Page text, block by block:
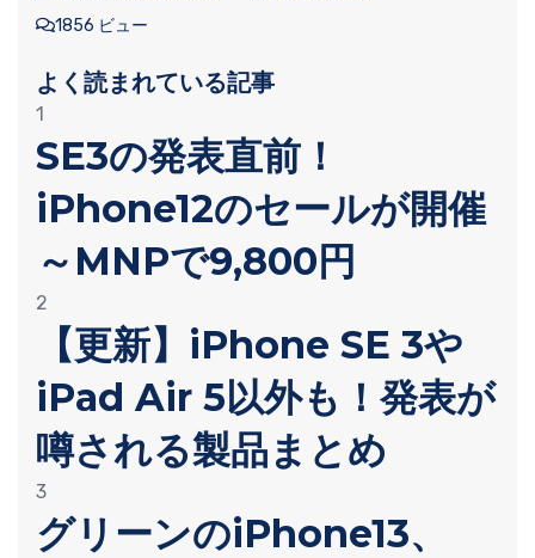
1856 ビュー
よく読まれている記事
1
SE3の発表直前！
iPhone12のセールが開催
～MNPで9,800円
2
【更新】iPhone SE 3や
iPad Air 5以外も！発表が
噂される製品まとめ
3
グリーンのiPhone13、